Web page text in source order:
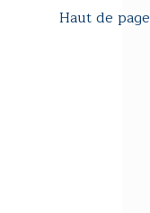
Haut de page